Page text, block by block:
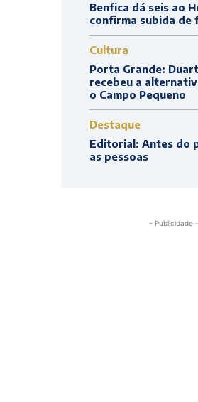
Benfica dá seis ao
confirma subida de
Cultura
Porta Grande:
recebeu a
o Campo Pequeno
Destaque
Editorial: Antes do
as pessoas
- Publicidade -